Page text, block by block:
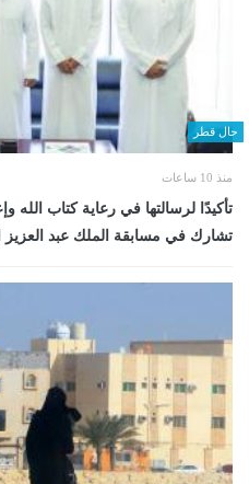
حال قطر
منذ 10 ساعات
تأكيدًا لرسالتها في رعاية كتاب الله
تشارك في مسابقة الملك عبد العزيز